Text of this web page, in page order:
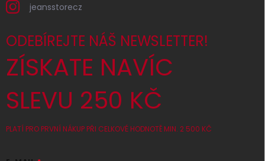
jeansstorecz
ODEBÍREJTE NÁŠ NEWSLETTER!
ZÍSKATE NAVÍC
SLEVU 250 KČ
PLATÍ PRO PRVNÍ NÁKUP PŘI CELKOVÉ HODNOTĚ MIN. 2 500 KČ